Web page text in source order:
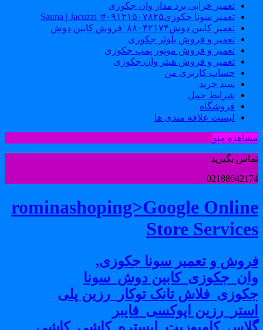
تعمیر خرابی برد مدار وان جکوزی
تعمیر سونا جکوزی۰۹۱۲۱۵۰۷۸۲۵#| Sauna | Jacuzzi
تعمیر کابین دوش۸۸۰۴۲۱۷۴_فروش کابین دوش
تعمیر و فروش بلوئر جکوزی
تعمیر و فروش موتور پمپ جکوزی
تعمیر و فروش هیتر وان جکوزی
حساب کاربری من
سبد خرید
شرایط حمل
فروشگاه
لیست علاقه مندی ها
منو
بگیرید
rominashoping>Google
Store
و تعمیر سونا جکوزی,
دوش_سونا
تانک توکار_رزین پلی
اپوکسی_فایبر